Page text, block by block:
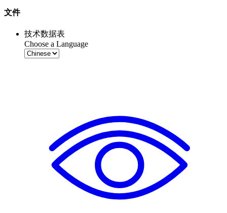
文件
技术数据表
Choose a Language